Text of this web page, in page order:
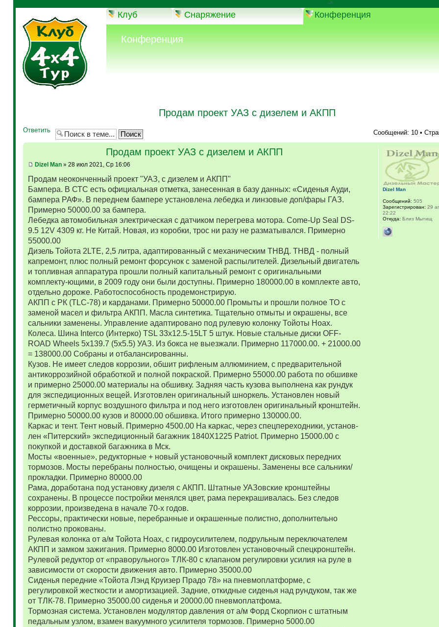
-->
Клуб Снаряжение Конференция
Конференция
Продам проект УАЗ с дизелем и АКПП
Ответить Сообщений: 10 •
Продам проект УАЗ с дизелем и АКПП
Dizel Man» 28 июл 2021, Ср 16:06
Продам неоконченный проект "УАЗ, с дизелем и АКПП"
Бампера. В СТС есть официальная отметка, занесенная в базу данных: «Сиденья Ауди,
бампера РАФ». В переднем бампере установлена лебедка и линзовые доп/фары ГАЗ.
Примерно 50000.00 за бампера.
Лебедка автомобильная электрическая с датчиком перегрева мотора. Come-Up Seal DS-
9.5 12V 4309 кг. Не Китай. Новая, из коробки, трос ни разу не разматывался. Примерно
55000.00
Дизель Тойота 2LTE, 2,5 литра, адаптированный с механическим ТНВД. ТНВД - полный
капремонт, плюс полный ремонт форсунок с заменой распылителей. Дизельный двигатель
и топливная аппаратура прошли полный капитальный ремонт с оригинальными
комплекту-ющими, в 2009 году они были доступны. Примерно 180000.00 в комплекте авто,
отдельно дороже. Работоспособность продемонстрирую.
АКПП с РК (TLC-78) и карданами. Примерно 50000.00 Промыты и прошли полное ТО с
заменой масел и фильтра АКПП. Масла синтетика. Тщательно отмыты и окрашены, все
сальники заменены. Управление адаптировано под рулевую колонку Тойоты Ноах.
Колеса. Шина Interco (Интерко) TSL 33x12.5-15LT 5 штук. Новые стальные диски OFF-
ROAD Wheels 5x139.7 (5x5.5) УАЗ. Из бокса не выезжали. Примерно 117000.00. + 21000.00
= 138000.00 Собраны и отбалансированны.
Кузов. Не имеет следов коррозии, обшит рифленым аллюминием, с предварительной
антикоррозийной обработкой и полной покраской. Примерно 55000.00 работа по обшивке
и примерно 25000.00 материалы на обшивку. Задняя часть кузова выполнена как рундук
для экспедиционных вещей. Изготовлен оригинальный шноркель. Установлен новый
герметичный корпус воздушного фильтра и под него изготовлен оригинальный кронштейн.
Примерно 50000.00 кузов и 80000.00 обшивка. Итого примерно 130000.00.
Каркас и тент. Тент новый. Примерно 4500.00 На каркас, через спецпереходники, установ-
лен «Питерский» экспедиционный багажник 1840Х1225 Patriot. Примерно 15000.00 с
покупкой и доставкой багажника в Мск.
Мосты «военные», редукторные + новый установочный комплект дисковых передних
тормозов. Мосты перебраны полностью, очищены и окрашены. Заменены все сальники/
прокладки. Примерно 80000.00
Рама, доработана под установку дизеля с АКПП. Штатные УАЗовские кронштейны
сохранены. В процессе постройки менялся цвет, рама перекрашивалась. Без следов
коррозии, произведена в начале 70-х годов.
Рессоры, практически новые, перебранные и окрашенные полистно, дополнительно
полистно прокованы.
Рулевая колонка от а/м Тойота Ноах, с гидроусилителем, подрульным переключателем
АКПП и замком зажигания. Примерно 8000.00 Изготовлен установочный спецкронштейн.
Рулевой редуктор от «праворульного» ТЛК-80 с клапаном регулировки усилия на руле в
зависимости от скорости движения авто. Примерно 35000.00
Сиденья передние «Тойота Лэнд Круизер Прадо 78» на пневмоплатформе, с
регулировкой жесткости и амортизацией. Задние, откидные сиденья над рундуком, так же
от ТЛК-78. Примерно 35000.00 сиденья и 20000.00 пневмоплатфома.
Тормозная система. Установлен модулятор давления от а/м Форд Скорпион с штатным
педальным узлом, взамен вакуумного усилителя тормозов. Примерно 5000.00
Dizel Man
Сообщений: 505
Зарегистрирован: 29
22:22
Откуда: Близ Мытищ